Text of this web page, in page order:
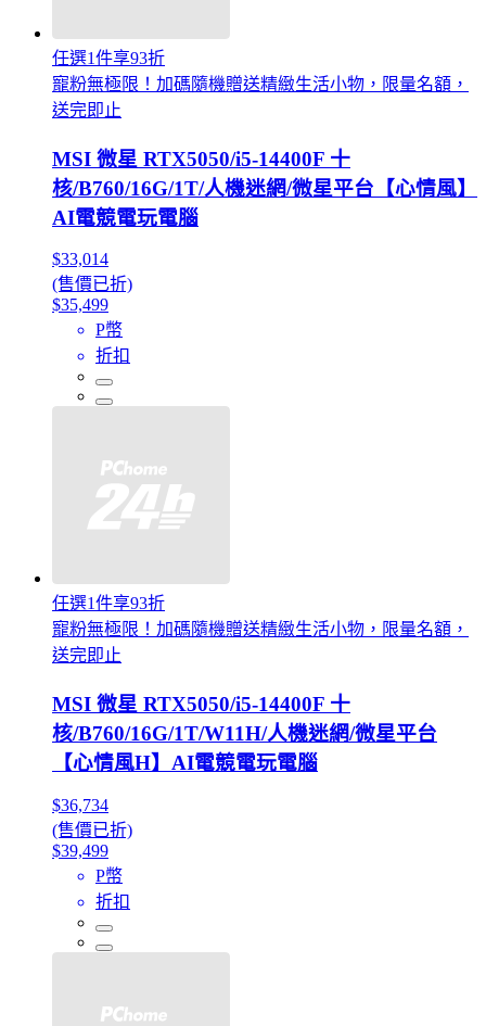
任選1件享93折
寵粉無極限！加碼隨機贈送精緻生活小物，限量名額，
送完即止
MSI 微星 RTX5050/i5-14400F 十
核/B760/16G/1T/人機迷網/微星平台【心情風】
AI電競電玩電腦
$33,014
(售價已折)
$35,499
P幣
折扣
任選1件享93折
寵粉無極限！加碼隨機贈送精緻生活小物，限量名額，
送完即止
MSI 微星 RTX5050/i5-14400F 十
核/B760/16G/1T/W11H/人機迷網/微星平台
【心情風H】AI電競電玩電腦
$36,734
(售價已折)
$39,499
P幣
折扣